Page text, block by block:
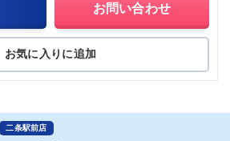
お問い合わせ
お気に入りに追加
二条駅前店